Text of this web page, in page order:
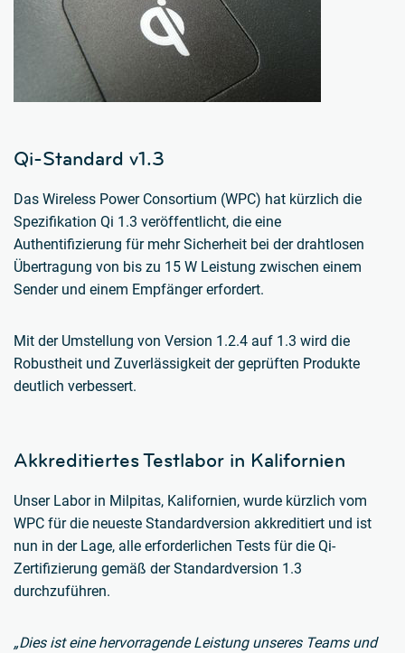
Qi-Standard v1.3
Das Wireless Power Consortium (WPC) hat kürzlich die
Spezifikation Qi 1.3 veröffentlicht, die eine
Authentifizierung für mehr Sicherheit bei der drahtlosen
Übertragung von bis zu 15 W Leistung zwischen einem
Sender und einem Empfänger erfordert.
Mit der Umstellung von Version 1.2.4 auf 1.3 wird die
Robustheit und Zuverlässigkeit der geprüften Produkte
deutlich verbessert.
Akkreditiertes Testlabor in Kalifornien
Unser Labor in Milpitas, Kalifornien, wurde kürzlich vom
WPC für die neueste Standardversion akkreditiert und ist
nun in der Lage, alle erforderlichen Tests für die Qi-
Zertifizierung gemäß der Standardversion 1.3
durchzuführen.
„Dies ist eine hervorragende Leistung unseres Teams und